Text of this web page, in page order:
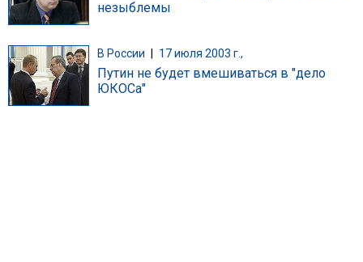
незыблемы
В России 17 июля 2003 г.,
Путин не будет вмешиваться в "дело
ЮКОСа"